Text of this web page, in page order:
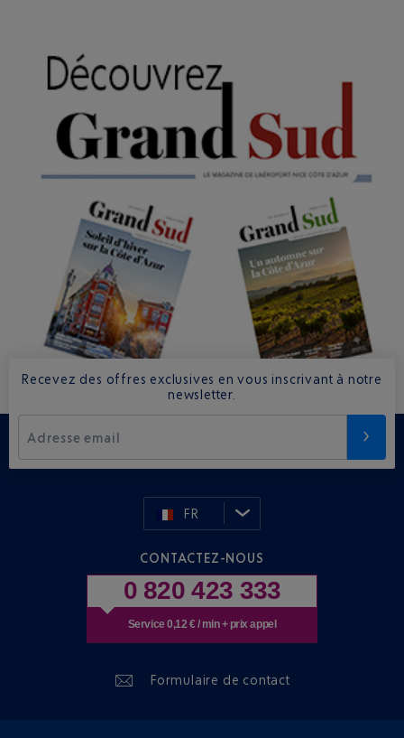
Recevez des offres exclusives en vous inscrivant à notre
newsletter.
Adresse email
FR
CONTACTEZ-NOUS
0 820 423 333
Service 0,12 € / min + prix appel
Formulaire de contact